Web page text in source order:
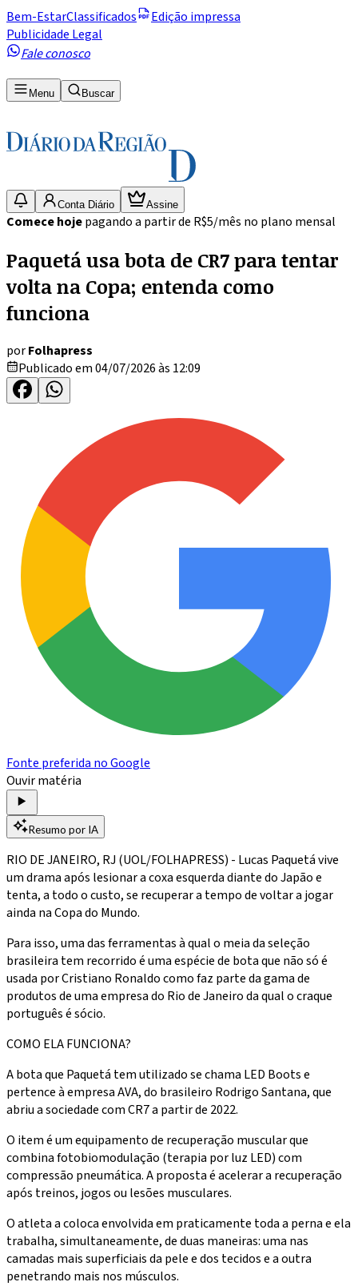
Bem-EstarClassificados
Edição impressa
Publicidade Legal
Fale conosco
Menu Buscar
Conta Diário Assine
Comece hojepagando a partir de R$5/mês no plano mensal
Paquetá usa bota de CR7 para tentar
volta na Copa; entenda como
funciona
porFolhapress
Publicado em 04/07/2026 às 12:09
Fonte preferida no Google
Ouvir matéria
Resumo por IA
RIO DE JANEIRO, RJ (UOL/FOLHAPRESS) - Lucas Paquetá vive
um drama após lesionar a coxa esquerda diante do Japão e
tenta, a todo o custo, se recuperar a tempo de voltar a jogar
ainda na Copa do Mundo.
Para isso, uma das ferramentas à qual o meia da seleção
brasileira tem recorrido é uma espécie de bota que não só é
usada por Cristiano Ronaldo como faz parte da gama de
produtos de uma empresa do Rio de Janeiro da qual o craque
português é sócio.
COMO ELA FUNCIONA?
A bota que Paquetá tem utilizado se chama LED Boots e
pertence à empresa AVA, do brasileiro Rodrigo Santana, que
abriu a sociedade com CR7 a partir de 2022.
O item é um equipamento de recuperação muscular que
combina fotobiomodulação (terapia por luz LED) com
compressão pneumática. A proposta é acelerar a recuperação
após treinos, jogos ou lesões musculares.
O atleta a coloca envolvida em praticamente toda a perna e ela
trabalha, simultaneamente, de duas maneiras: uma nas
camadas mais superficiais da pele e dos tecidos e a outra
penetrando mais nos músculos.